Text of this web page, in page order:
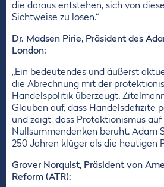
die daraus entstehen, sich von
Sichtweise zu lösen.“
Dr. Madsen Pirie, Präsident des
London:
„Ein bedeutendes und äußerst
die Abrechnung mit der
Handelspolitik überzeugt.
Glauben auf, dass Handelsdefizite
und zeigt, dass Protektionismus
Nullsummendenken beruht. Adam
250 Jahren klüger als die heutigen
Grover Norquist, Präsident von
Reform (ATR):